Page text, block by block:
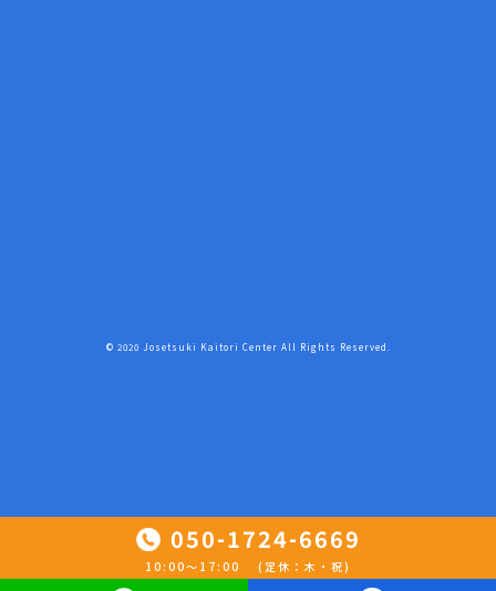
050-1724-6669
10:00〜17:00 (定休：木・祝)
© 2020 Josetsuki Kaitori Center All Rights Reserved.